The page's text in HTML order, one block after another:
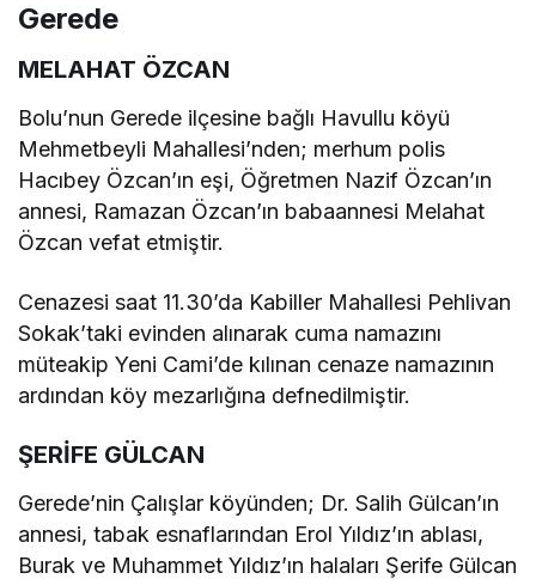
Gerede
MELAHAT ÖZCAN
Bolu’nun Gerede ilçesine bağlı Havullu köyü
Mehmetbeyli Mahallesi’nden; merhum polis
Hacıbey Özcan’ın eşi, Öğretmen Nazif Özcan’ın
annesi, Ramazan Özcan’ın babaannesi Melahat
Özcan vefat etmiştir.
Cenazesi saat 11.30’da Kabiller Mahallesi Pehlivan
Sokak’taki evinden alınarak cuma namazını
müteakip Yeni Cami’de kılınan cenaze namazının
ardından köy mezarlığına defnedilmiştir.
ŞERİFE GÜLCAN
Gerede’nin Çalışlar köyünden; Dr. Salih Gülcan’ın
annesi, tabak esnaflarından Erol Yıldız’ın ablası,
Burak ve Muhammet Yıldız’ın halaları Şerife Gülcan